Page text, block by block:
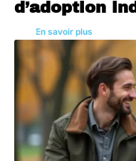
d’adoption
En savoir plus